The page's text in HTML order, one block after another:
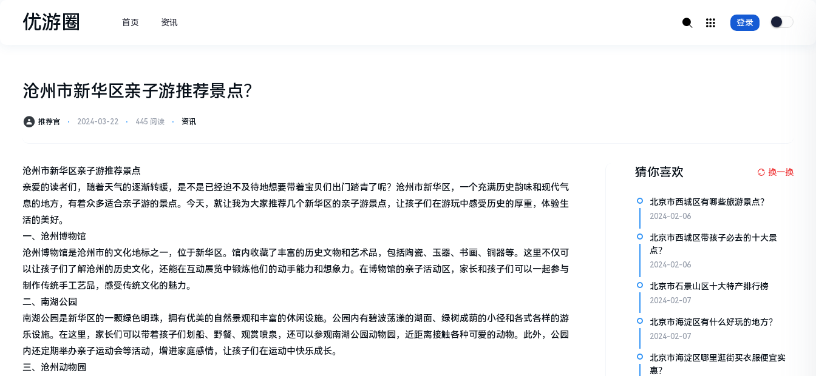
优游圈 首页 资讯 登录
沧州市新华区亲子游推荐景点？
推荐官 ⋅ 2024-03-22 ⋅ 445 阅读 ⋅ 资讯
沧州市新华区亲子游推荐景点
亲爱的读者们，随着天气的逐渐转暖，是不是已经迫不及待地想要带着宝贝们出门踏青了呢？沧州市新华区，一个充满历史韵味和现代气
息的地方，有着众多适合亲子游的景点。今天，就让我为大家推荐几个新华区的亲子游景点，让孩子们在游玩中感受历史的厚重，体验生
活的美好。
一、沧州博物馆
沧州博物馆是沧州市的文化地标之一，位于新华区。馆内收藏了丰富的历史文物和艺术品，包括陶瓷、玉器、书画、铜器等。这里不仅可
以让孩子们了解沧州的历史文化，还能在互动展览中锻炼他们的动手能力和想象力。在博物馆的亲子活动区，家长和孩子们可以一起参与
制作传统手工艺品，感受传统文化的魅力。
二、南湖公园
南湖公园是新华区的一颗绿色明珠，拥有优美的自然景观和丰富的休闲设施。公园内有碧波荡漾的湖面、绿树成荫的小径和各式各样的游
乐设施。在这里，家长们可以带着孩子们划船、野餐、观赏喷泉，还可以参观南湖公园动物园，近距离接触各种可爱的动物。此外，公园
内还定期举办亲子运动会等活动，增进家庭感情，让孩子们在运动中快乐成长。
三、沧州动物园
猜你喜欢 换一换
北京市西城区有哪些旅游景点？
2024-02-06
北京市西城区带孩子必去的十大景
点？
2024-02-06
北京市石景山区十大特产排行榜
2024-02-07
北京市海淀区有什么好玩的地方？
2024-02-07
北京市海淀区哪里逛街买衣服便宜实
惠？